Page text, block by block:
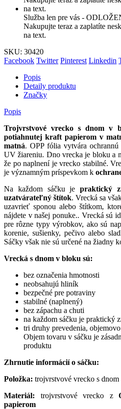
Služba len pre vás -
Nakupujte teraz a zaplatíte
na text.
SKU: 30420
Facebook Twitter Pinterest Linkedin
Popis
Detaily produktu
Značky
Popis
Trojvrstvové vrecko s dnom v
potiahnutej kraft papierom v
matná. OPP fólia vytvára
UV žiareniu. Dno vrecka je bloku a
že po naplnení je vrecko stabilné.
je významným príspevkom k
Na každom sáčku jepraktický
uzatvárateľný štítok. Vrecká sa
uzavrieť sponou alebo štítkom,
nájdete v našej ponuke.. Vrecká sú
pre rôzne typy výrobkov, ako sú
korenie, sušienky, pečivo alebo
Sáčky však nie sú určené na žiadny
Vrecká s dnom v bloku sú:
bez označenia hmotnosti
neobsahujú hliník
bezpečné pre potraviny
stabilné (naplnený)
bez zápachu a chuti
na každom sáčku je praktický
tri druhy prevedenia,
Objem tovaru v sáčku je
produktu
Zhrnutie informácií o sáčku:
Položka: trojvrstvové vrecko s
Materiál: trojvrstvové vrecko z
papierom